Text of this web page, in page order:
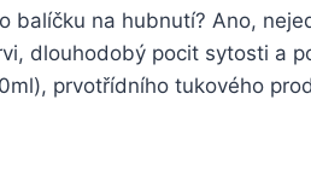
balíčku na hubnutí? Ano,
dlouhodobý pocit sytosti a
prvotřídního tukového